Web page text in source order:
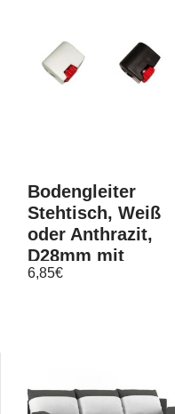
Bodengleiter
Stehtisch, Weiß
oder Anthrazit,
D28mm mit
Höhenverstellung
6,85€